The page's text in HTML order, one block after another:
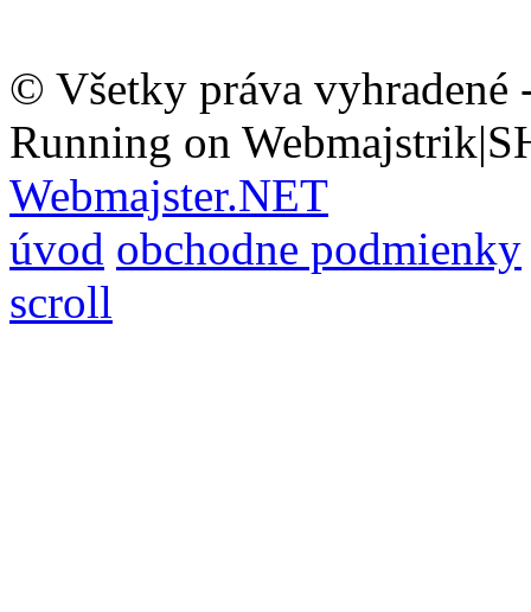
© Všetky práva vyhradené
Running on
Webmajster.NET
úvod obchodne podmienky
scroll